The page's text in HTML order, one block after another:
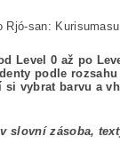
Rjó-san: Kurisumasu
Level 0 až po
podle
si vybrat barvu a
slovní zásoba,